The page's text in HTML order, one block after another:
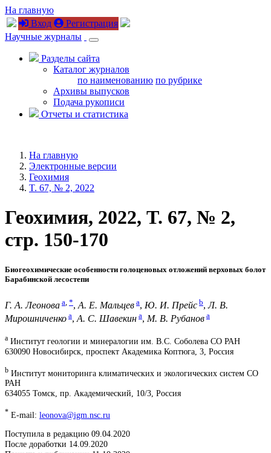
На главную
Вход
Регистрация
Научные журналы
Разделы сайта
Каталог журналов
по наименованию по рубрике
Архивы выпусков
Подача рукописи
Отчеты и статистика
На главную
Электронные версии
Геохимия
T. 67, № 2, 2022
Геохимия, 2022, T. 67, № 2,
стр. 150-170
Биогеохимические особенности голоценовых отложений верховых болот
Барабинской лесостепи
Г. А. Леонова a *, А. Е. Мальцев a, Ю. И. Прейс b,Л. В.
Мирошниченко a,А. С. Шавекин a, М. В. Рубанов a
a Институт геологии и минералогии им. В.С. Соболева СО РАН
630090 Новосибирск, проспект Академика Коптюга, 3, Россия
b Институт мониторинга климатических и экологических систем СО
РАН
634055 Томск, пр. Академический, 10/3, Россия
* E-mail: leonova@igm.nsc.ru
Поступила в редакцию 09.04.2020
После доработки 14.09.2020